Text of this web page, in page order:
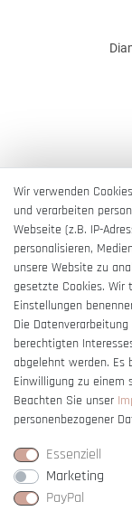
Wir verwenden
und verarbeiten
Webseite (z.B. IP-
personalisieren,
unsere Website zu
gesetzte Cookies.
Einstellungen
Die
berechtigten
abgelehnt werden. Es
Einwilligung zu einem
Beachten Sie unser
personenbezogener
Essenziell
Marketing
PayPal